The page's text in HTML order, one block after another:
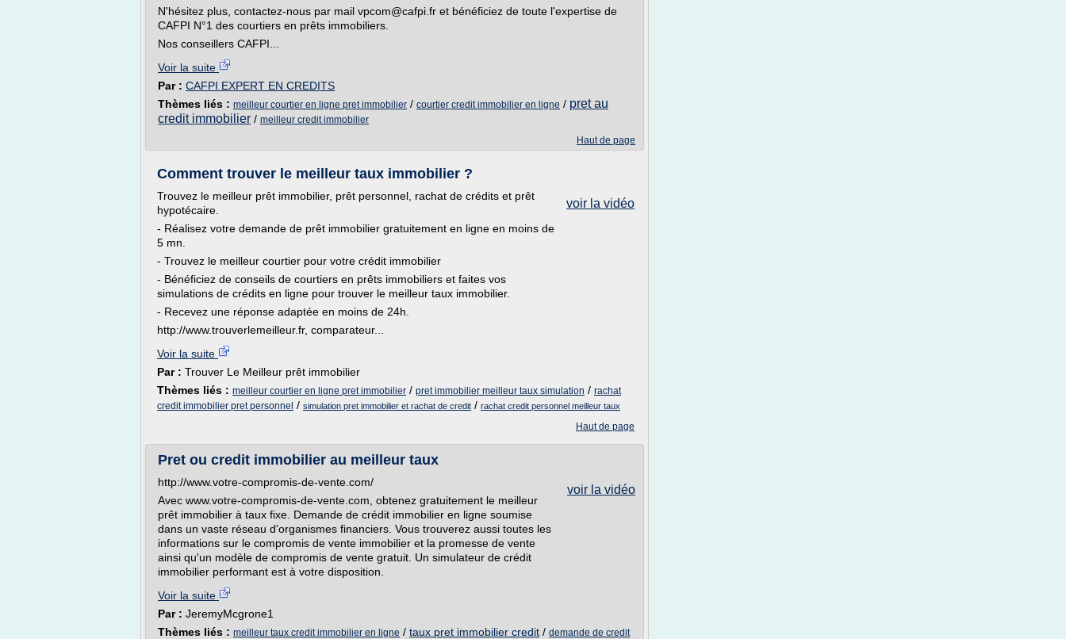
N'hésitez plus, contactez-nous par mail vpcom@cafpi.fr et bénéficiez de toute l'expertise de
CAFPI N°1 des courtiers en prêts immobiliers.
Nos conseillers CAFPI...
Voir la suite
Par : CAFPI EXPERT EN CREDITS
Thèmes liés : meilleur courtier en ligne pret immobilier / courtier credit immobilier en ligne / pret au
credit immobilier / meilleur credit immobilier
Haut de page
Comment trouver le meilleur taux immobilier ?
voir la vidéo
Trouvez le meilleur prêt immobilier, prêt personnel, rachat de crédits et prêt
hypotécaire.
- Réalisez votre demande de prêt immobilier gratuitement en ligne en moins de
5 mn.
- Trouvez le meilleur courtier pour votre crédit immobilier
- Bénéficiez de conseils de courtiers en prêts immobiliers et faites vos
simulations de crédits en ligne pour trouver le meilleur taux immobilier.
- Recevez une réponse adaptée en moins de 24h.
http://www.trouverlemeilleur.fr, comparateur...
Voir la suite
Par : Trouver Le Meilleur prêt immobilier
Thèmes liés : meilleur courtier en ligne pret immobilier / pret immobilier meilleur taux simulation / rachat
credit immobilier pret personnel / simulation pret immobilier et rachat de credit / rachat credit personnel meilleur taux
Haut de page
Pret ou credit immobilier au meilleur taux
voir la vidéo
http://www.votre-compromis-de-vente.com/
Avec www.votre-compromis-de-vente.com, obtenez gratuitement le meilleur
prêt immobilier à taux fixe. Demande de crédit immobilier en ligne soumise
dans un vaste réseau d'organismes financiers. Vous trouverez aussi toutes les
informations sur le compromis de vente immobilier et la promesse de vente
ainsi qu'un modèle de compromis de vente gratuit. Un simulateur de crédit
immobilier performant est à votre disposition.
Voir la suite
Par : JeremyMcgrone1
Thèmes liés : meilleur taux credit immobilier en ligne / taux pret immobilier credit / demande de credit